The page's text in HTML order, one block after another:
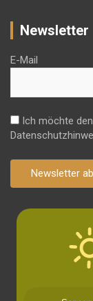
Newsletter
E-Mail
Ich möchte
Newsletter